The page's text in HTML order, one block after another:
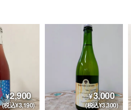
2,900
(税込¥3,190)
3,000
(税込¥3,300)